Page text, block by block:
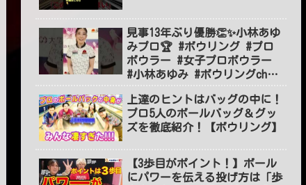
見事13年ぶり優勝👏✨小林あゆ
みプロ🏆 #ボウリング #プロ
ボウラー #女子プロボウラー
#小林あゆみ #ボウリングch
#short
上達のヒントはバッグの中に！
プロ5人のボールバッグ＆グッ
ズを徹底紹介！【ボウリング】
【3歩目がポイント！】ボール
にパワーを伝える投げ方は「歩